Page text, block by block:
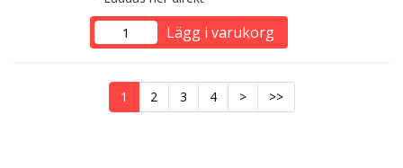
Lägg i varukorg
1 2 3 4 > >>